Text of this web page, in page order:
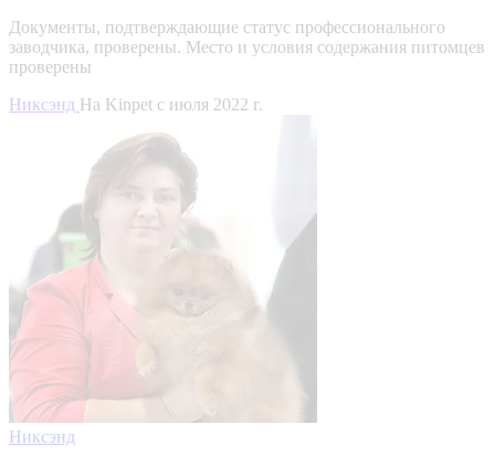
Документы, подтверждающие статус профессионального
заводчика, проверены. Место и условия содержания питомцев
проверены
Никсэнд На Kinpet c июля 2022 г.
Никсэнд